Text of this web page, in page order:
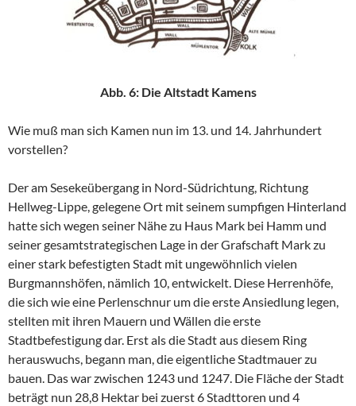
Abb. 6: Die Altstadt Kamens
Wie muß man sich Kamen nun im 13. und 14. Jahrhundert
vorstellen?
Der am Sesekeübergang in Nord-Südrichtung, Richtung
Hellweg-Lippe, gelegene Ort mit seinem sumpfigen Hinterland
hatte sich wegen seiner Nähe zu Haus Mark bei Hamm und
seiner gesamtstrategischen Lage in der Grafschaft Mark zu
einer stark befestigten Stadt mit ungewöhnlich vielen
Burgmannshöfen, nämlich 10, entwickelt. Diese Herrenhöfe,
die sich wie eine Perlenschnur um die erste Ansiedlung legen,
stellten mit ihren Mauern und Wällen die erste
Stadtbefestigung dar. Erst als die Stadt aus diesem Ring
herauswuchs, begann man, die eigentliche Stadtmauer zu
bauen. Das war zwischen 1243 und 1247. Die Fläche der Stadt
beträgt nun 28,8 Hektar bei zuerst 6 Stadttoren und 4